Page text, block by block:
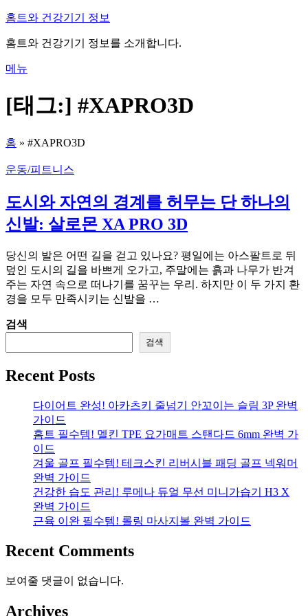
내
으
바
기
홈트와 건강기기 정보
홈트와 건강기기 정보를 소개합니다.
메뉴
[태그:] #XAPRO3D
홈 » #XAPRO3D
운동/피트니스
도시와 자연의 경계를 허무는 단 하나의
신발: 살로몬 XA PRO 3D
당신의 발은 어떤 길을 걷고 있나요? 평일에는 아스팔트로 뒤
덮인 도시의 길을 바쁘게 오가고, 주말에는 흙과 나무가 반겨
주는 자연 속으로 떠나기를 꿈꾸는 우리. 하지만 이 두 가지 환
경을 모두 만족시키는 신발을 …
검색
검색
Recent Posts
다이어트 완성! 아카츠키 줄넘기 안꼬이는 슬림 3P 완벽
가이드
홈트 필수템! 멜킨 TPE 요가매트 스탠다드 6mm 완벽 가
이드
겨울 골프 필수템! 테크스킨 리버시블 패딩 골프 넥워머
완벽 가이드
건강한 습도 관리! 루메나 듀얼 무선 미니가습기 H3 X
완벽 가이드
근육 이완 필수템! 롤링 마사지볼 완벽 가이드
Recent Comments
보여줄 댓글이 없습니다.
Archives